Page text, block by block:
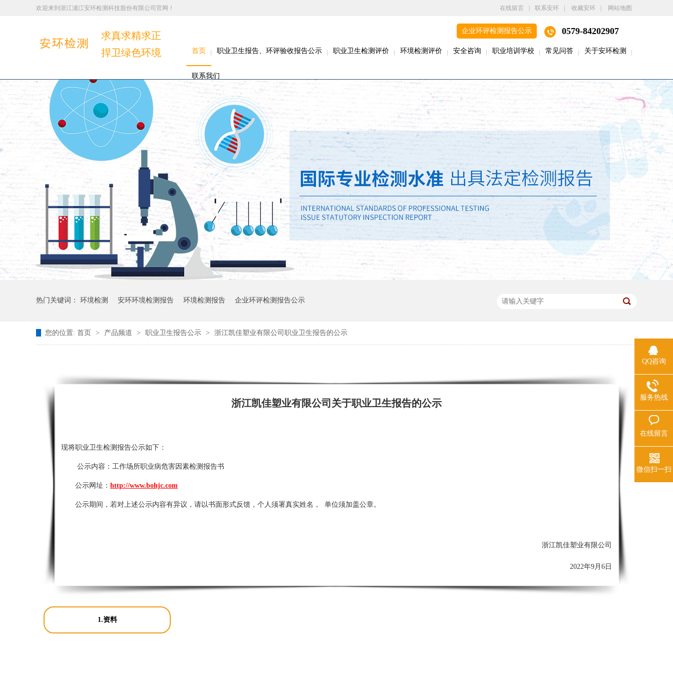
在线留言 联系安环 收藏安环 网站地图
欢迎来到浙江浦江安环检测科技股份有限公司官网！
求真求精求正
捍卫绿色环境
企业环评检测报告公示 0579-84202907
首页 职业卫生报告、环评验收报告公示 职业卫生检测评价 环境检测评价 安全咨询 职业培训学校 常见问答 关于安环检测
联系我们
热门关键词： 环境检测 安环环境检测报告 环境检测报告 企业环评检测报告公示
您的位置: 首页 > 产品频道 > 职业卫生报告公示 > 浙江凯佳塑业有限公司职业卫生报告的公示
浙江凯佳塑业有限公司关于职业卫生报告的公示
现将职业卫生检测报告公示如下：
公示内容： 工作场所职业病危害因素检测报告书
公示网址： http://www.bohjc.com
公示期间，若对上述公示内容有异议，请以书面形式反馈，个人须署真实姓名， 单位须加盖公章。
浙江凯佳塑业有限公司
2022年9月6日
1.资料
QQ咨询
服务热线
在线留言
微信扫一扫